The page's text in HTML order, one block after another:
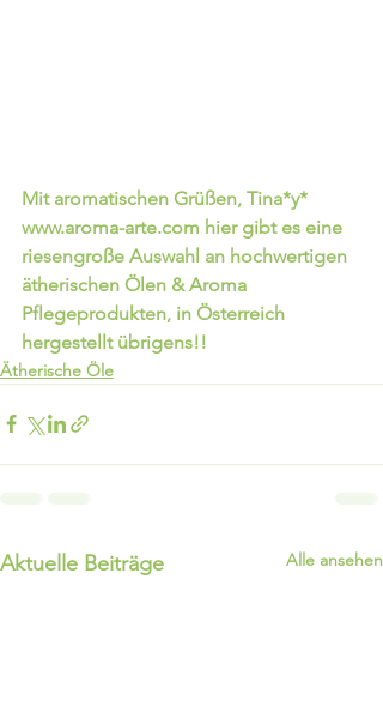
Mit aromatischen Grüßen, Tina*y*
www.aroma-arte.com hier gibt es eine
riesengroße Auswahl an hochwertigen
ätherischen Ölen & Aroma
Pflegeprodukten, in Österreich
hergestellt übrigens!!
Ätherische Öle
Aktuelle Beiträge Alle ansehen